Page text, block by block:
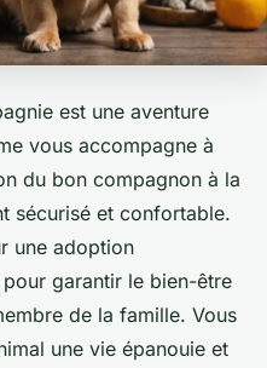
est une aventure
vous accompagne à
du bon compagnon à la
sécurisé et confortable.
une adoption
garantir le bien-être
de la famille. Vous
une vie épanouie et